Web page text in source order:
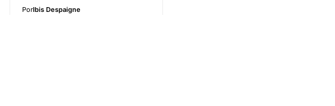
PorIbis Despaigne